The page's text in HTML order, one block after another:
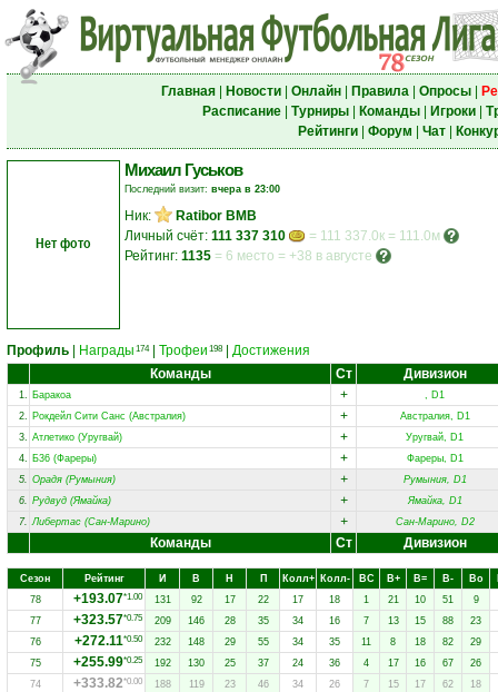
Главная| Новости| Онлайн| Правила| Опросы|
Расписание| Турниры| Команды| Игроки|
Рейтинги| Форум Чат|
Нет фото
Михаил Гуськов
Последний визит: вчера в 23:00
Ник:
Ratibor BMB
Личный счёт: 111 337 310
= 111 337.0к = 111.0м
Рейтинг: 1135 = 6 место = +38 в августе
Профиль Награды 174| Трофеи 198
Достижения
Команды
Ст Дивизион
1. Баракоа +
, D1
2. Рокдейл Сити Санс (Австралия) +
Австралия, D1
3. Атлетико (Уругвай) +
Уругвай, D1
4. Б36 (Фареры) +
Фареры, D1
5. Орадя (Румыния) +
Румыния, D1
6. Рудвуд (Ямайка) +
Ямайка, D1
7. Либертас (Сан-Марино) + Сан-Марино, D2
Команды Ст Дивизион
Сезон Рейтинг И В Н П Колл+ Колл- ВC В+ В= В- Вo
78
+193.07*1.00 131 92 17 22 17 18 1 21 10 51
9
77
+323.57*0.75 209 146 28 35 34 16 7 13 15 88
23
76
+272.11*0.50 232 148 29 55 34 35 11 8 18 82 29
75
+255.99*0.25 192 130 25 37 24 36 4 17 16 67 26
74
+333.82*0.00 188 119 23 46 34 26 7 15 17 62
18